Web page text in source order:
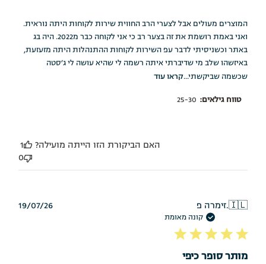
המוצרים מעולים אבל לצערי הרב החווית שירות לקוחות היתה נוראית.
ואני באמת רושמת את זה בצער רב כי אני לקוחה כבר מ2022. היה בג
באתר וכשניסיתי לדבר עפ השירות לקוחות ההתנהלות היתה מזעזעת,
באיזשהו שלב מי שדיברתי איתה רשמה לי שהיא עושה לי ג׳סטה
שכשמה שביקשתי...קראו עוד
טווח גילאים: 25-30
האם הביקורת הזו הייתה מועילה?
1
0
🇮🇱זימרה פ.
קונה מאומת
מותר סופר כיפי
תאריך
19/07/26